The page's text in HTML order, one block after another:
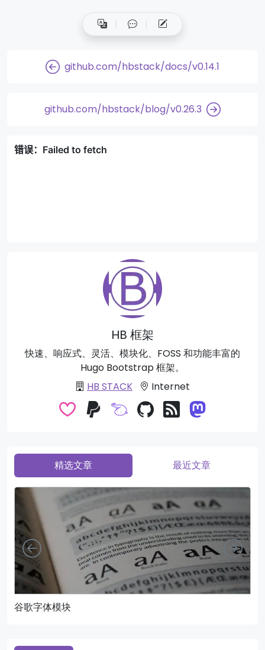
github.com/hbstack/docs/v0.14.1
github.com/hbstack/blog/v0.26.3
HB 框架
快速、响应式、灵活、模块化、FOSS 和功能丰富的
Hugo Bootstrap 框架。
HB STACK
Internet
精选文章 最近文章
谷歌字体模块
向左 向右